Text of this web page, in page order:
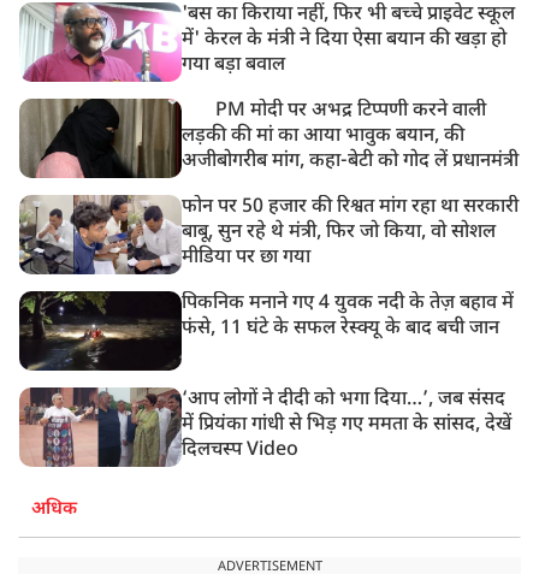
'बस का किराया नहीं, फिर भी बच्चे प्राइवेट स्कूल
में' केरल के मंत्री ने दिया ऐसा बयान की खड़ा हो
गया बड़ा बवाल
PM मोदी पर अभद्र टिप्पणी करने वाली
लड़की की मां का आया भावुक बयान, की
अजीबोगरीब मांग, कहा-बेटी को गोद लें प्रधानमंत्री
फोन पर 50 हजार की रिश्वत मांग रहा था सरकारी
बाबू, सुन रहे थे मंत्री, फिर जो किया, वो सोशल
मीडिया पर छा गया
पिकनिक मनाने गए 4 युवक नदी के तेज़ बहाव में
फंसे, 11 घंटे के सफल रेस्क्यू के बाद बची जान
‘आप लोगों ने दीदी को भगा दिया…’, जब संसद
में प्रियंका गांधी से भिड़ गए ममता के सांसद, देखें
दिलचस्प Video
अधिक
ADVERTISEMENT